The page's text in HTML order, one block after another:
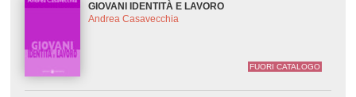
GIOVANI IDENTITÀ E LAVORO
Andrea Casavecchia
FUORI CATALOGO